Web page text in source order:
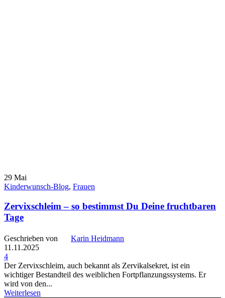
29 Mai
Kinderwunsch-Blog, Frauen
Zervixschleim – so bestimmst Du Deine fruchtbaren
Tage
Geschrieben von
Karin Heidmann
11.11.2025
4
Der Zervixschleim, auch bekannt als Zervikalsekret, ist ein
wichtiger Bestandteil des weiblichen Fortpflanzungssystems. Er
wird von den...
Weiterlesen